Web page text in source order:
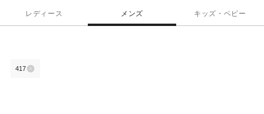
レディース メンズ キッズ・ベビー
417